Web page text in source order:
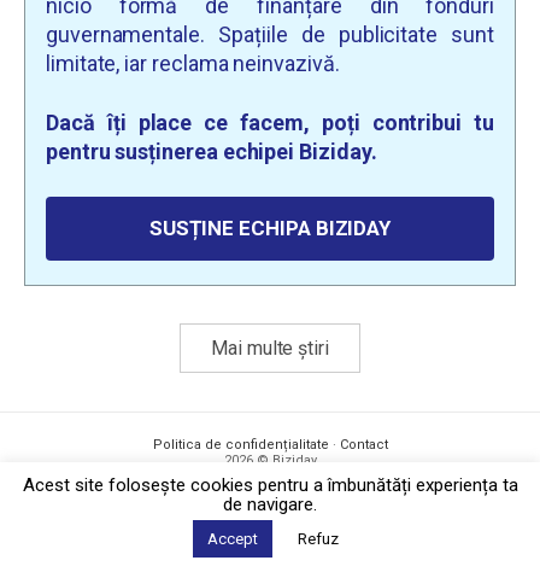
nicio formă de finanțare din fonduri
guvernamentale. Spațiile de publicitate sunt
limitate, iar reclama neinvazivă.
Dacă îți place ce facem, poți contribui tu
pentru susținerea echipei Biziday.
SUSȚINE ECHIPA BIZIDAY
Mai multe știri
Politica de confidențialitate · Contact
2026 © Biziday
Acest site foloseşte cookies pentru a îmbunătăți experiența ta
de navigare.
Accept Refuz